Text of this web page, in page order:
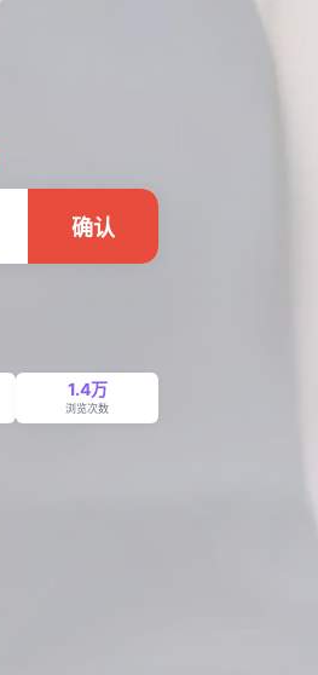
确认
1.4万
浏览次数